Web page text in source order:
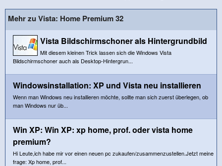
Mehr zu Vista: Home Premium 32
Vista Bildschirmschoner als Hintergrundbild
Mit diesem kleinen Trick lassen sich die Windows Vista
Bildschirmschoner auch als Desktop-Hintergrun...
Windowsinstallation: XP und Vista neu installieren
Wenn man Windows neu installieren möchte, sollte man sich zuerst überlegen, ob
man Windows nur üb...
Win XP: Win XP: xp home, prof. oder vista home
premium?
Hi Leute,ich habe mir vor einen neuen pc zukaufen/zusammenzustellen.Jetzt meine
frage: Xp home, prof...